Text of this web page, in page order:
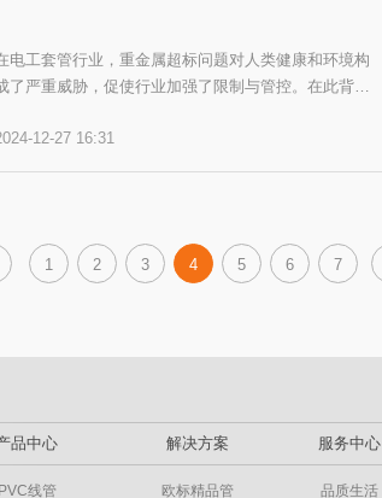
电工套管行业，重金属超标问题对人类健康和环境构
了严重威胁，促使行业加强了限制与管控。在此背景
实现了无铅化，更率先达到了美国ASTM F963标准
些价值呢？
12-27 16:31
1 2 3 4 5 6 7
品中心
PVC线管
解决方案
欧标精品管
服务中心
品质生活